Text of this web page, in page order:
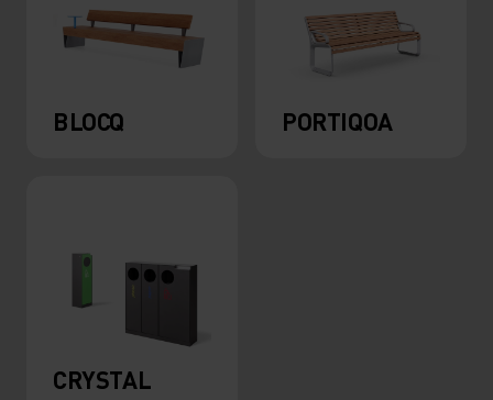
BLOCQ PORTIQOA
CRYSTAL